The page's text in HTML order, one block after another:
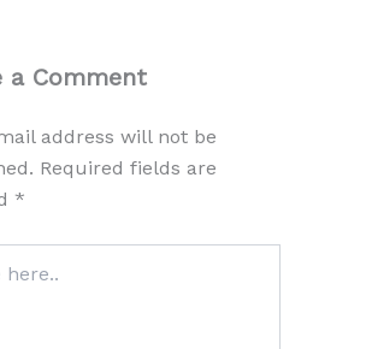
a Comment
address will not be
Required fields are
*